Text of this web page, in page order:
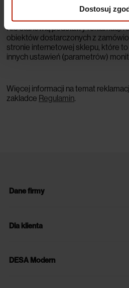
Dostosuj
lub osobiście w wyżej wymienionym
Nie stanowią podstawy reklamacji
obiektów dostarczonych z
stronie internetowej sklepu, które
innych ustawień (parametrów)
Więcej informacji na temat
zakladce Regulamin.
Dane firmy
Dla klienta
DESA Modern